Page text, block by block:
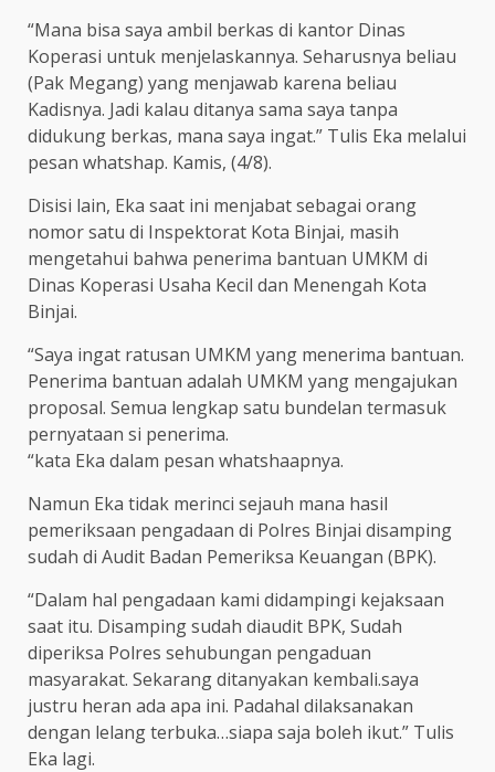
“Mana bisa saya ambil berkas di kantor Dinas
Koperasi untuk menjelaskannya. Seharusnya beliau
(Pak Megang) yang menjawab karena beliau
Kadisnya. Jadi kalau ditanya sama saya tanpa
didukung berkas, mana saya ingat.” Tulis Eka melalui
pesan whatshap. Kamis, (4/8).
Disisi lain, Eka saat ini menjabat sebagai orang
nomor satu di Inspektorat Kota Binjai, masih
mengetahui bahwa penerima bantuan UMKM di
Dinas Koperasi Usaha Kecil dan Menengah Kota
Binjai.
“Saya ingat ratusan UMKM yang menerima bantuan.
Penerima bantuan adalah UMKM yang mengajukan
proposal. Semua lengkap satu bundelan termasuk
pernyataan si penerima.
“kata Eka dalam pesan whatshaapnya.
Namun Eka tidak merinci sejauh mana hasil
pemeriksaan pengadaan di Polres Binjai disamping
sudah di Audit Badan Pemeriksa Keuangan (BPK).
“Dalam hal pengadaan kami didampingi kejaksaan
saat itu. Disamping sudah diaudit BPK, Sudah
diperiksa Polres sehubungan pengaduan
masyarakat. Sekarang ditanyakan kembali.saya
justru heran ada apa ini. Padahal dilaksanakan
dengan lelang terbuka…siapa saja boleh ikut.” Tulis
Eka lagi.